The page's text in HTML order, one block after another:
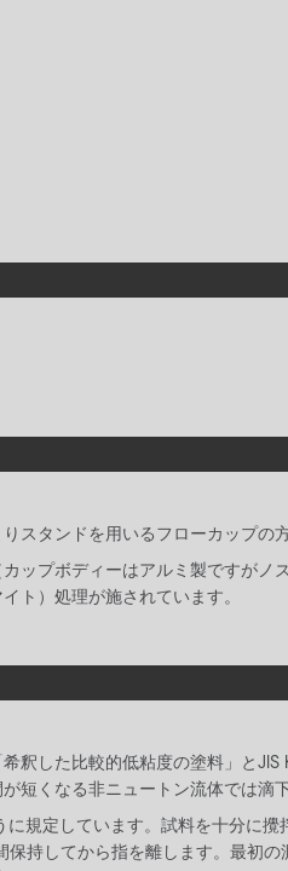
スタンドを用いるフローカップの
ップボディーはアルミ製ですがノ
ト）処理が施されています。
釈した比較的低粘度の塗料」と
短くなる非ニュートン流体では滴
に規定しています。試料を十分に
持してから指を離します。最初